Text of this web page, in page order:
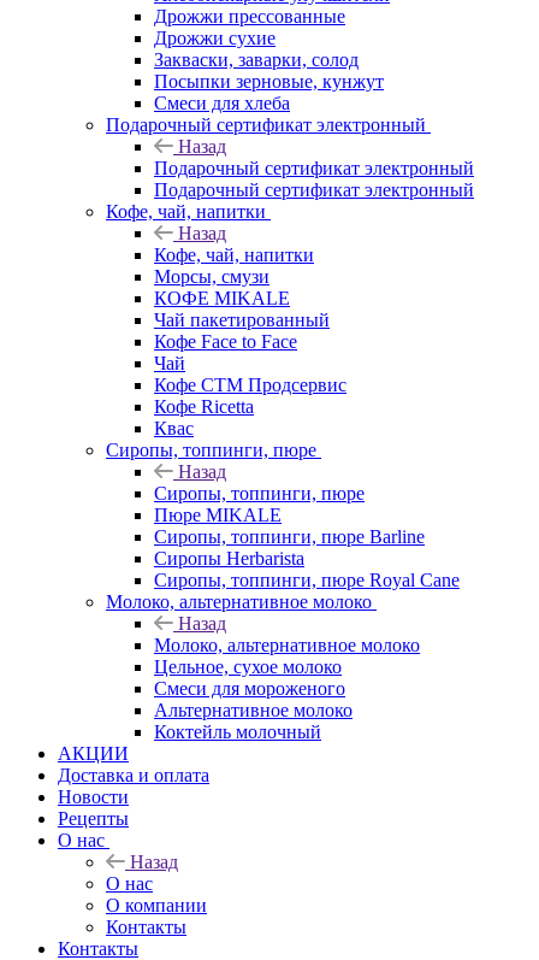
Дрожжи прессованные
Дрожжи сухие
Закваски, заварки, солод
Посыпки зерновые, кунжут
Смеси для хлеба
Подарочный сертификат электронный
Назад
Подарочный сертификат электронный
Подарочный сертификат электронный
Кофе, чай, напитки
Назад
Кофе, чай, напитки
Морсы, смузи
КОФЕ MIKALE
Чай пакетированный
Кофе Face to Face
Чай
Кофе СТМ Продсервис
Кофе Ricetta
Квас
Сиропы, топпинги, пюре
Назад
Сиропы, топпинги, пюре
Пюре MIKALE
Сиропы, топпинги, пюре Barline
Сиропы Herbarista
Сиропы, топпинги, пюре Royal Cane
Молоко, альтернативное молоко
Назад
Молоко, альтернативное молоко
Цельное, сухое молоко
Смеси для мороженого
Альтернативное молоко
Коктейль молочный
АКЦИИ
Доставка и оплата
Новости
Рецепты
О нас
Назад
О нас
О компании
Контакты
Контакты